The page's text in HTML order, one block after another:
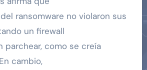
ransomware no violaron sus
un firewall
parchear, como se creía
cambio,